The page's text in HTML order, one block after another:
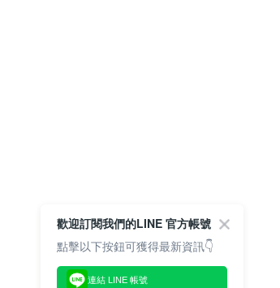
歡迎訂閱我們的LINE 官方帳號
點擊以下按鈕可獲得最新資訊👇
連結 LINE 帳號